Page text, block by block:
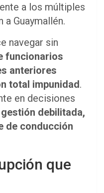
a los múltiples
a Guaymallén.
navegar sin
funcionarios
anteriores
total impunidad.
en decisiones
gestión debilitada,
de conducción
que